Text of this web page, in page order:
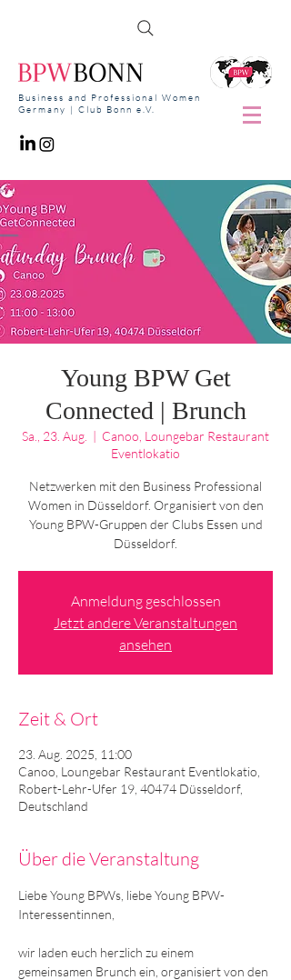
Business and Professional Women
Germany | Club Bonn e.V.
Young BPW Get
Connected | Brunch
Sa., 23. Aug.
  |
Canoo, Loungebar Restaurant
Eventlokatio
Netzwerken mit den Business Professional
Women in Düsseldorf. Organisiert von den
Young BPW-Gruppen der Clubs Essen und
Düsseldorf.
Anmeldung geschlossen
Jetzt andere Veranstaltungen
ansehen
Zeit & Ort
23. Aug. 2025, 11:00
Canoo, Loungebar Restaurant Eventlokatio,
Robert-Lehr-Ufer 19, 40474 Düsseldorf,
Deutschland
Über die Veranstaltung
Liebe Young BPWs, liebe Young BPW-
Interessentinnen,
wir laden euch herzlich zu einem
gemeinsamen Brunch ein, organisiert von den